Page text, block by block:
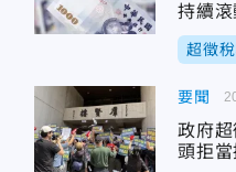
持續
超徵
要聞
政府
頭拒